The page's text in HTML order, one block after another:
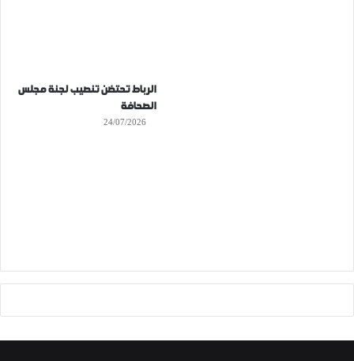
الرباط تحتضن تنصيب لجنة مجلس
الصحافة
24/07/2026